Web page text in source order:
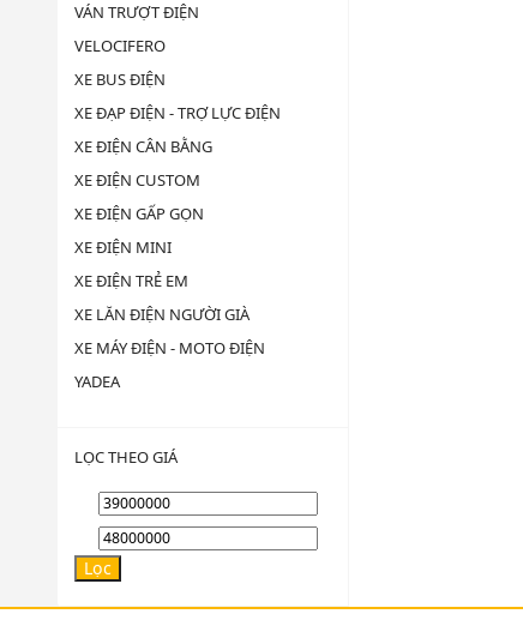
VÁN TRƯỢT ĐIỆN
VELOCIFERO
XE BUS ĐIỆN
XE ĐẠP ĐIỆN - TRỢ LỰC ĐIỆN
XE ĐIỆN CÂN BẰNG
XE ĐIỆN CUSTOM
XE ĐIỆN GẤP GỌN
XE ĐIỆN MINI
XE ĐIỆN TRẺ EM
XE LĂN ĐIỆN NGƯỜI GIÀ
XE MÁY ĐIỆN - MOTO ĐIỆN
YADEA
LỌC THEO GIÁ
Giá
thấp
nhất
Lọc